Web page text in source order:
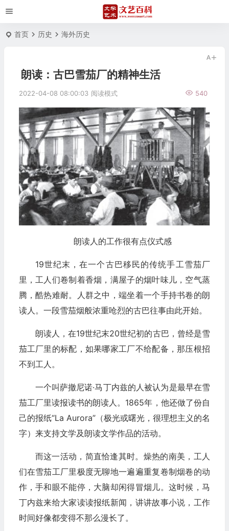
首页 历史 海外历史
朗读：古巴雪茄厂的精神生活
2022-04-08 08:00:03 540
阅读模式
朗读人的工作很有点仪式感
19世纪末，在一个古巴移民的传统手工雪茄厂
里，工人们卷制着香烟，满屋子的烟叶味儿，空气蒸
腾，酷热难耐。人群之中，端坐着一个手持书卷的朗
读人。一段雪茄烟般浓重呛烈的古巴往事由此开始。
朗读人，在19世纪末20世纪初的古巴，曾经是雪
茄工厂里的标配，如果哪家工厂不给配备，那压根招
不到工人。
一个叫萨撤尼诺·马丁内兹的人被认为是最早在雪
茄工厂里读报读书的朗读人。1865年，他还做了份自
己的报纸“La Aurora”（极光或曙光，很理想主义的名
字）来支持文学及朗读文学作品的活动。
而这一活动，简直恰逢其时。燥热的南美，工人
们在雪茄工厂里极度无聊地一遍遍重复卷制烟卷的动
作，手和眼不能停，大脑却闲得冒烟儿。这时候，马
丁内兹来给大家读读报纸新闻，讲讲故事小说，工作
时间好像都变得不那么漫长了。